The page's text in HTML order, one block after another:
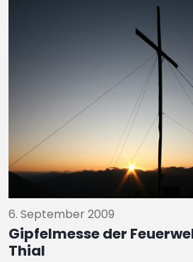
6. September 2009
Gipfelmesse der
Thial